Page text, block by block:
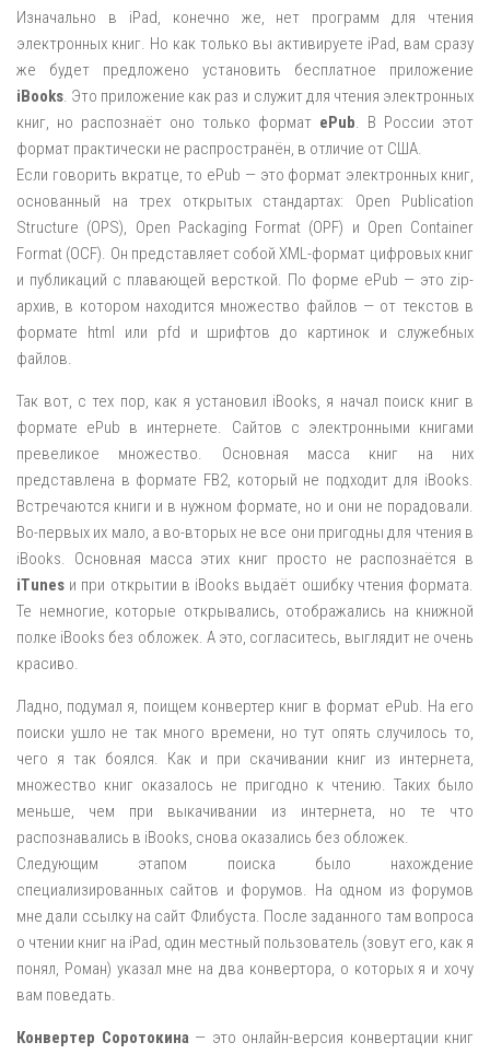
Изначально в iPad, конечно же, нет программ для чтения
электронных книг. Но как только вы активируете iPad, вам сразу
же будет предложено установить бесплатное приложение
iBooks . Это приложение как раз и служит для чтения электронных
книг, но распознаёт оно только формат ePub . В России этот
формат практически не распространён, в отличие от США.
Если говорить вкратце, то ePub — это формат электронных книг,
основанный на трех открытых стандартах: Open Publication
Structure (OPS), Open Packaging Format (OPF) и Open Container
Format (OCF). Он представляет собой XML-формат цифровых книг
и публикаций с плавающей версткой. По форме ePub — это zip-
архив, в котором находится множество файлов — от текстов в
формате html или pfd и шрифтов до картинок и служебных
файлов.
Так вот, с тех пор, как я установил iBooks, я начал поиск книг в
формате ePub в интернете. Сайтов с электронными книгами
превеликое множество. Основная масса книг на них
представлена в формате FB2, который не подходит для iBooks.
Встречаются книги и в нужном формате, но и они не порадовали.
Во-первых их мало, а во-вторых не все они пригодны для чтения в
iBooks. Основная масса этих книг просто не распознаётся в
iTunes и при открытии в iBooks выдаёт ошибку чтения формата.
Те немногие, которые открывались, отображались на книжной
полке iBooks без обложек. А это, согласитесь, выглядит не очень
красиво.
Ладно, подумал я, поищем конвертер книг в формат ePub. На его
поиски ушло не так много времени, но тут опять случилось то,
чего я так боялся. Как и при скачивании книг из интернета,
множество книг оказалось не пригодно к чтению. Таких было
меньше, чем при выкачивании из интернета, но те что
распознавались в iBooks, снова оказались без обложек.
Следующим этапом поиска было нахождение
специализированных сайтов и форумов. На одном из форумов
мне дали ссылку на сайт Флибуста. После заданного там вопроса
о чтении книг на iPad, один местный пользователь (зовут его, как я
понял, Роман) указал мне на два конвертора, о которых я и хочу
вам поведать.
Конвертер Соротокина — это онлайн-версия конвертации книг